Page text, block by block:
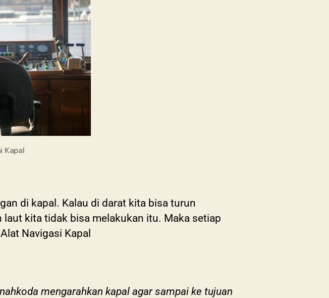
Kapal
di kapal. Kalau di darat kita bisa turun
kita tidak bisa melakukan itu. Maka setiap
Navigasi Kapal
mengarahkan kapal agar sampai ke tujuan